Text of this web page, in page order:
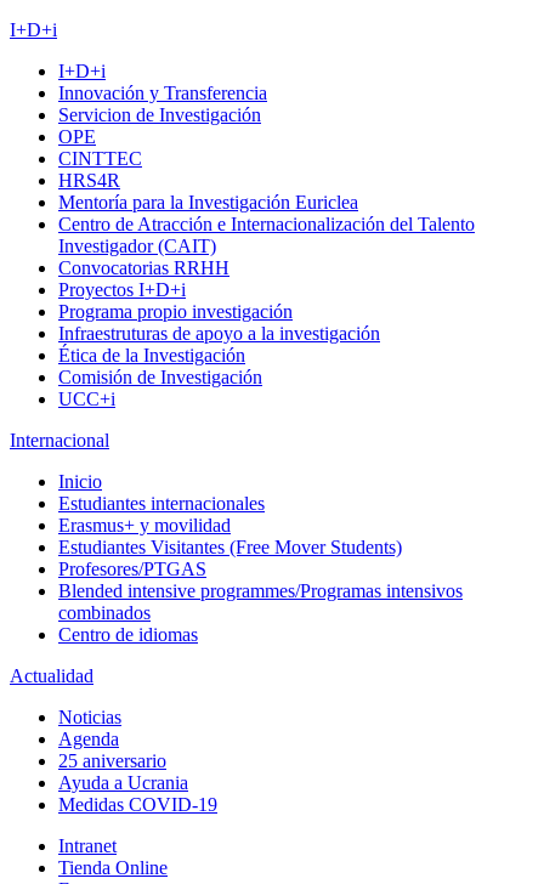
I+D+i
I+D+i
Innovación y Transferencia
Servicion de Investigación
OPE
CINTTEC
HRS4R
Mentoría para la Investigación Euriclea
Centro de Atracción e Internacionalización del Talento
Investigador (CAIT)
Convocatorias RRHH
Proyectos I+D+i
Programa propio investigación
Infraestruturas de apoyo a la investigación
Ética de la Investigación
Comisión de Investigación
UCC+i
Internacional
Inicio
Estudiantes internacionales
Erasmus+ y movilidad
Estudiantes Visitantes (Free Mover Students)
Profesores/PTGAS
Blended intensive programmes/Programas intensivos
combinados
Centro de idiomas
Actualidad
Noticias
Agenda
25 aniversario
Ayuda a Ucrania
Medidas COVID-19
Intranet
Tienda Online